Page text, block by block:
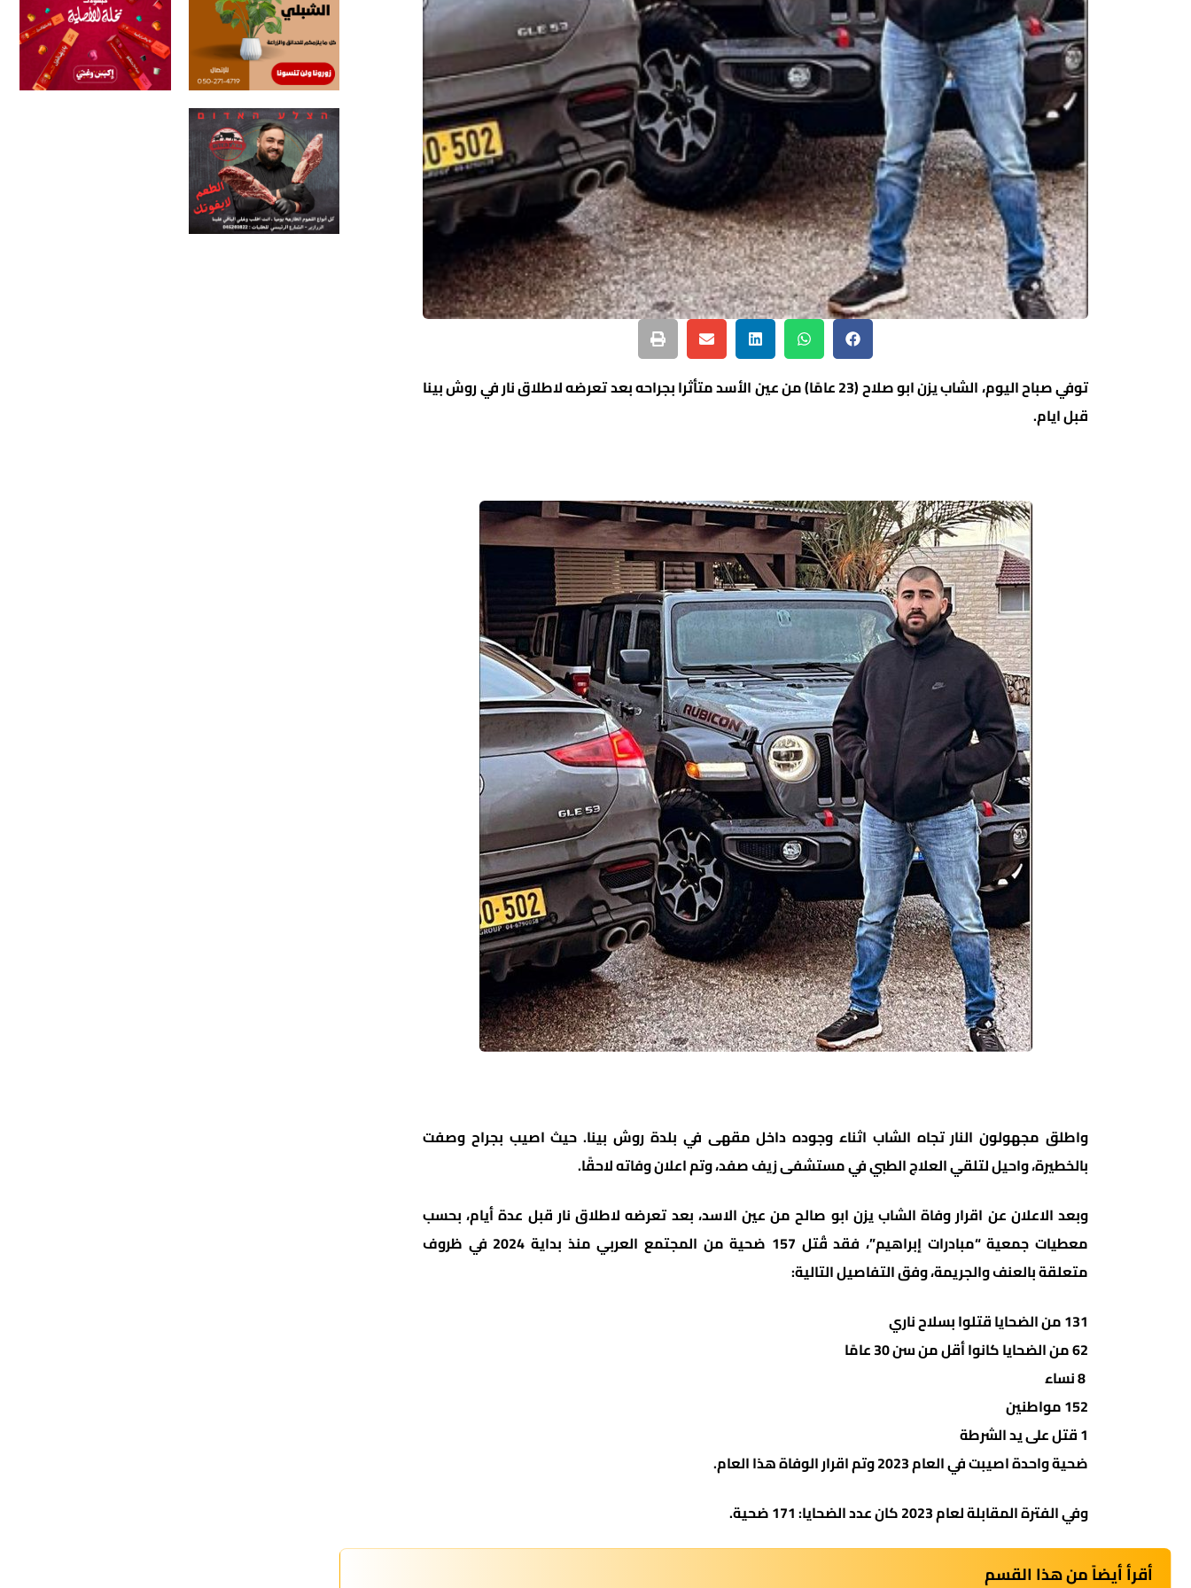
توفي صباح اليوم، الشاب يزن ابو صلاح (23 عامًا) من عين الأسد متأثرا بجراحه بعد تعرضه لاطلاق نار في روش بينا
قبل ايام.
واطلق مجهولون النار تجاه الشاب اثناء وجوده داخل مقهى في بلدة روش بينا. حيث اصيب بجراح وصفت
بالخطيرة، واحيل لتلقي العلاج الطبي في مستشفى زيف صفد، وتم اعلان وفاته لاحقًا.
وبعد الاعلان عن اقرار وفاة الشاب يزن ابو صالح من عين الاسد، بعد تعرضه لاطلاق نار قبل عدة أيام، بحسب
معطيات جمعية “مبادرات إبراهيم”، فقد قُتل 157 ضحية من المجتمع العربي منذ بداية 2024 في ظروف
متعلقة بالعنف والجريمة، وفق التفاصيل التالية:
131 من الضحايا قتلوا بسلاح ناري
62 من الضحايا كانوا أقل من سن 30 عامًا
152 مواطنين
1 قتل على يد الشرطة
ضحية واحدة اصيبت في العام 2023 وتم اقرار الوفاة هذا العام.
وفي الفترة المقابلة لعام 2023 كان عدد الضحايا: 171 ضحية.
أقرأ أيضاً من هذا القسم